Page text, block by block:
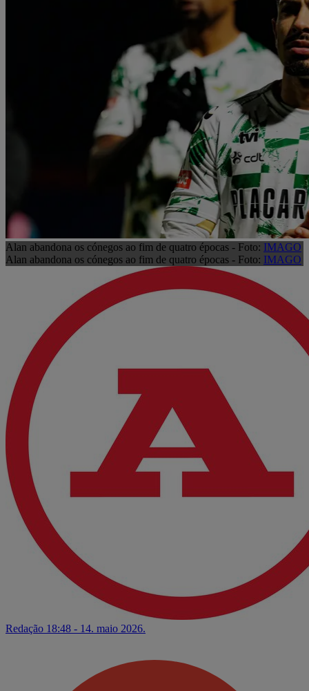
Alan abandona os cónegos ao fim de quatro épocas - Foto: IMAGO
Alan abandona os cónegos ao fim de quatro épocas - Foto: IMAGO
Redação 18:48 - 14. maio 2026.